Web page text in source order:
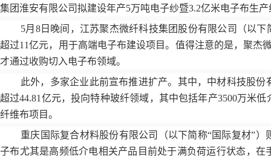
集团淮安有限公司拟建设年产5万吨电子纱暨3.2亿米电子布生
5月 8日晚间，江苏聚杰微纤科技集团股份有限公司（以
超过11亿元，用于高端电子布建设项目。值得注意的是，聚杰
才通过收购切入电子布领域。
此外，多家企业此前宣布推进扩产。其中，中材科技股
超过44.81 亿元，投向特种玻纤领域，其中包括年产3500万米低
纤维布项目。
重庆国际复合材料股份有限公司（以下简称“国际复材”）
子布尤其是高频低介电相关产品目前处于满负荷运行状态，在